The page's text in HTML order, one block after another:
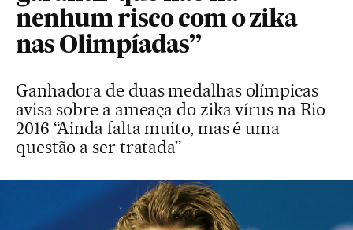
nenhum risco com o zika
nas Olimpíadas”
Ganhadora de duas medalhas olímpicas
avisa sobre a ameaça do zika vírus na Rio
2016 “Ainda falta muito, mas é uma
questão a ser tratada”